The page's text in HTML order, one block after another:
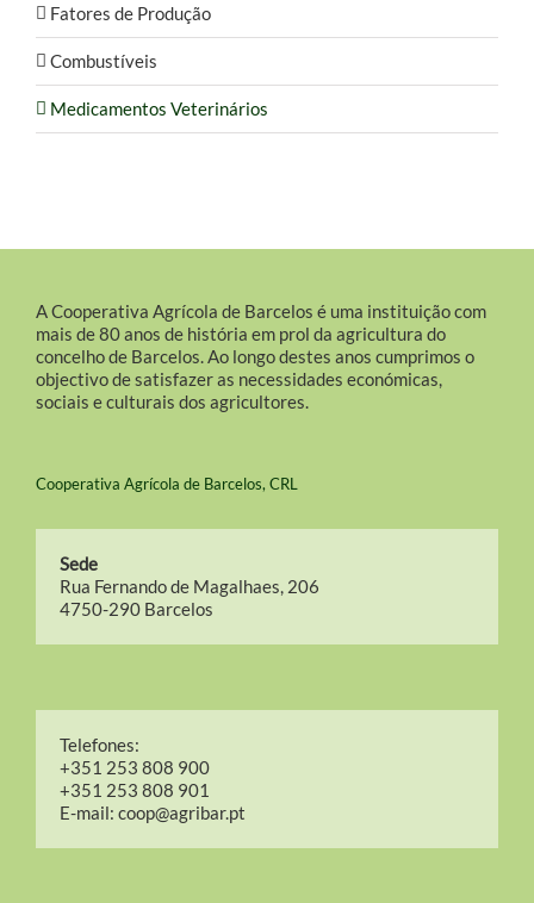
Fatores de Produção
Combustíveis
Medicamentos Veterinários
A Cooperativa Agrícola de Barcelos é uma instituição com
mais de 80 anos de história em prol da agricultura do
concelho de Barcelos. Ao longo destes anos cumprimos o
objectivo de satisfazer as necessidades económicas,
sociais e culturais dos agricultores.
Cooperativa Agrícola de Barcelos, CRL
Sede
Rua Fernando de Magalhaes, 206
4750-290 Barcelos
Telefones:
+351 253 808 900
+351 253 808 901
E-mail: coop@agribar.pt